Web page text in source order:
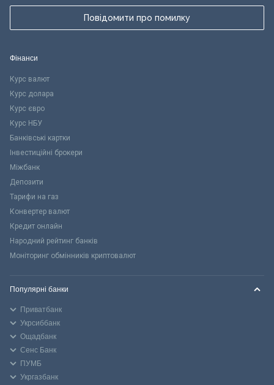
Повідомити про помилку
Фінанси
Курс валют
Курс долара
Курс євро
Курс НБУ
Банківські картки
Інвестиційні брокери
Міжбанк
Депозити
Тарифи на газ
Конвертер валют
Кредит онлайн
Народний рейтинг банків
Моніторинг обмінників криптовалют
Популярні банки
Приватбанк
Укрсиббанк
Ощадбанк
Сенс Банк
ПУМБ
Укргазбанк